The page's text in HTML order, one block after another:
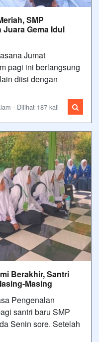
SMP
Gema Idul
Jumat
pagi ini berlangsung
diisi dengan
- Dilihat 187 kali
Berakhir, Santri
Masing
Pengenalan
santri baru SMP
Senin sore. Setelah